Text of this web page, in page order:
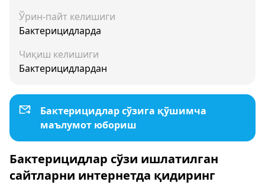
Ўрин-пайт келишиги
Бактерицидларда
Чиқиш келишиги
Бактерицидлардан
Бактерицидлар сўзига қўшимча
маълумот юбориш
Бактерицидлар сўзи ишлатилган
сайтларни интернетда қидиринг